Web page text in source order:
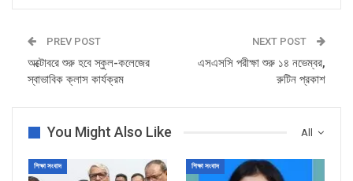
PREV POST
অক্টোবরে শুরু হবে স্কুল-কলেজের
স্বাভাবিক ক্লাস কার্যক্রম
NEXT POST
এসএসসি পরীক্ষা শুরু ১৪ নভেম্বর,
রুটিন প্রকাশ
All
You Might Also Like
শিক্ষা সংবাদ শিক্ষা সংবাদ